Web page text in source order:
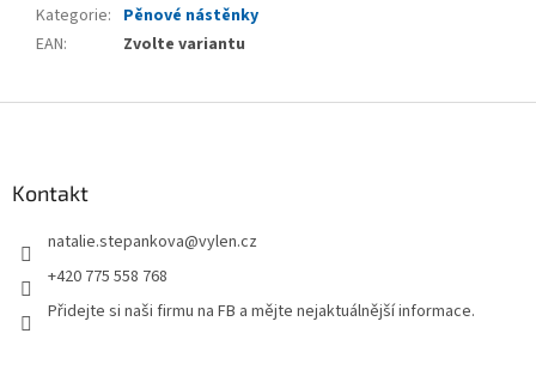
Kategorie: Pěnové nástěnky
EAN: Zvolte variantu
Kontakt
natalie.stepankova@vylen.cz
+420 775 558 768
Přidejte si naši firmu na FB a mějte nejaktuálnější informace.